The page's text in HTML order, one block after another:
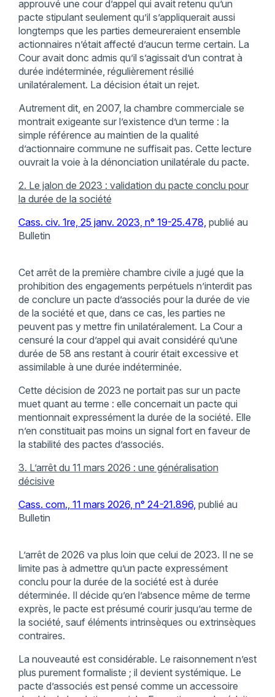
approuvé une cour d’appel qui avait retenu qu’un
pacte stipulant seulement qu’il s’appliquerait aussi
longtemps que les parties demeureraient ensemble
actionnaires n’était affecté d’aucun terme certain. La
Cour avait donc admis qu’il s’agissait d’un contrat à
durée indéterminée, régulièrement résilié
unilatéralement. La décision était un rejet.
Autrement dit, en 2007, la chambre commerciale se
montrait exigeante sur l’existence d’un terme : la
simple référence au maintien de la qualité
d’actionnaire commune ne suffisait pas. Cette lecture
ouvrait la voie à la dénonciation unilatérale du pacte.
2. Le jalon de 2023 : validation du pacte conclu pour
la durée de la société
Cass. civ. 1re, 25 janv. 2023, n° 19-25.478, publié au
Bulletin
Cet arrêt de la première chambre civile a jugé que la
prohibition des engagements perpétuels n’interdit pas
de conclure un pacte d’associés pour la durée de vie
de la société et que, dans ce cas, les parties ne
peuvent pas y mettre fin unilatéralement. La Cour a
censuré la cour d’appel qui avait considéré qu’une
durée de 58 ans restant à courir était excessive et
assimilable à une durée indéterminée.
Cette décision de 2023 ne portait pas sur un pacte
muet quant au terme : elle concernait un pacte qui
mentionnait expressément la durée de la société. Elle
n’en constituait pas moins un signal fort en faveur de
la stabilité des pactes d’associés.
3. L’arrêt du 11 mars 2026 : une généralisation
décisive
Cass. com., 11 mars 2026, n° 24-21.896, publié au
Bulletin
L’arrêt de 2026 va plus loin que celui de 2023. Il ne se
limite pas à admettre qu’un pacte expressément
conclu pour la durée de la société est à durée
déterminée. Il décide qu’en l’absence même de terme
exprès, le pacte est présumé courir jusqu’au terme de
la société, sauf éléments intrinsèques ou extrinsèques
contraires.
La nouveauté est considérable. Le raisonnement n’est
plus purement formaliste ; il devient systémique. Le
pacte d’associés est pensé comme un accessoire